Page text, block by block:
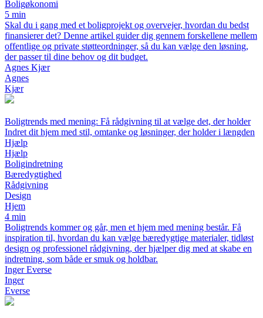
Boligøkonomi
5 min
Skal du i gang med et boligprojekt og overvejer, hvordan du bedst
finansierer det? Denne artikel guider dig gennem forskellene mellem
offentlige og private støtteordninger, så du kan vælge den løsning,
der passer til dine behov og dit budget.
Agnes Kjær
Agnes
Kjær
Boligtrends med mening: Få rådgivning til at vælge det, der holder
Indret dit hjem med stil, omtanke og løsninger, der holder i længden
Hjælp
Hjælp
Boligindretning
Bæredygtighed
Rådgivning
Design
Hjem
4 min
Boligtrends kommer og går, men et hjem med mening består. Få
inspiration til, hvordan du kan vælge bæredygtige materialer, tidløst
design og professionel rådgivning, der hjælper dig med at skabe en
indretning, som både er smuk og holdbar.
Inger Everse
Inger
Everse